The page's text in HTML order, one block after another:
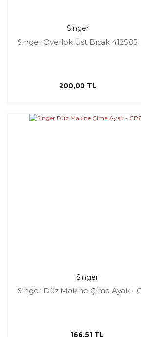
Singer
Singer Overlok Üst Bıçak 412585
200,00 TL
Singer
Singer Düz Makine Çima Ayak -
166,51 TL